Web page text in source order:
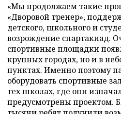
«Мы продолжаем такие
«Дворовой тренер»,
детского, школьного и
возрождение спартакиад.
спортивные площадки
крупных городах, но и в
пунктах. Именно поэтому
оборудовать спортивные
тех школах, где они
предусмотрены проектом.